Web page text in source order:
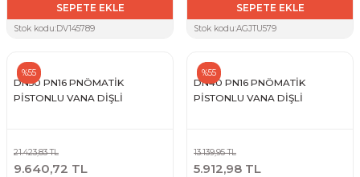
Termo Çekvalf
Vana
VANA
SEPETE EKLE
Stok kodu:DV145789
SEPETE EKLE
Stok kodu:AGJTU579
DN50 PN16 PNÖMATİK
PİSTONLU VANA DİŞLİ
%55
21.423,83 TL
9.640,72 TL
DN40 PN16 PNÖMATİK
PİSTONLU VANA DİŞLİ
%55
13.139,95 TL
5.912,98 TL